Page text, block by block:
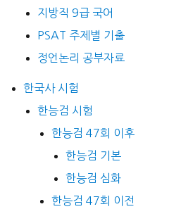
지방직 9급 국어
PSAT 주제별 기출
정언논리 공부자료
한국사 시험
한능검 시험
한능검 47회 이후
한능검 기본
한능검 심화
한능검 47회 이전